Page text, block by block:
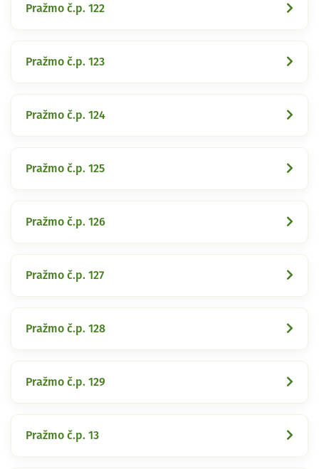
Pražmo č.p. 122
Pražmo č.p. 123
Pražmo č.p. 124
Pražmo č.p. 125
Pražmo č.p. 126
Pražmo č.p. 127
Pražmo č.p. 128
Pražmo č.p. 129
Pražmo č.p. 13